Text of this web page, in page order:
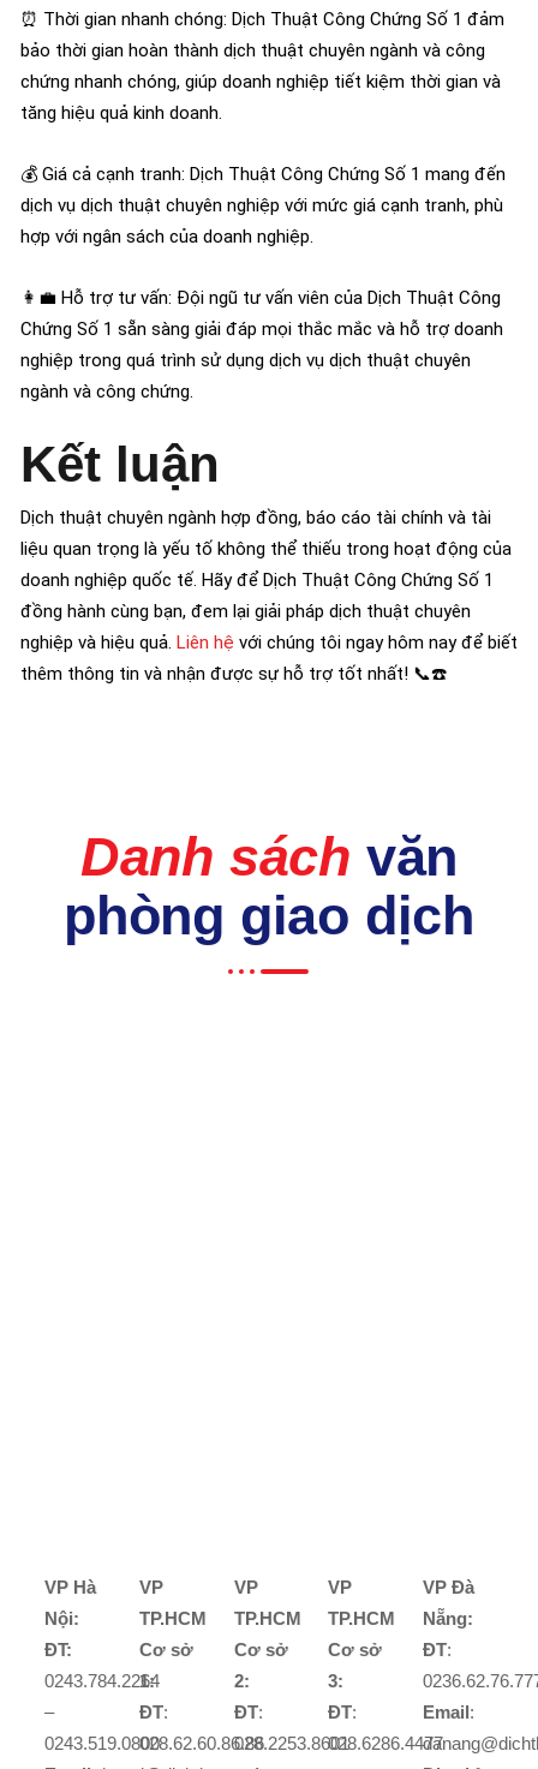
⏰ Thời gian nhanh chóng: Dịch Thuật Công Chứng Số 1 đảm
bảo thời gian hoàn thành dịch thuật chuyên ngành và công
chứng nhanh chóng, giúp doanh nghiệp tiết kiệm thời gian và
tăng hiệu quả kinh doanh.
💰 Giá cả cạnh tranh: Dịch Thuật Công Chứng Số 1 mang đến
dịch vụ dịch thuật chuyên nghiệp với mức giá cạnh tranh, phù
hợp với ngân sách của doanh nghiệp.
👩‍💼 Hỗ trợ tư vấn: Đội ngũ tư vấn viên của Dịch Thuật Công
Chứng Số 1 sẵn sàng giải đáp mọi thắc mắc và hỗ trợ doanh
nghiệp trong quá trình sử dụng dịch vụ dịch thuật chuyên
ngành và công chứng.
Kết luận
Dịch thuật chuyên ngành hợp đồng, báo cáo tài chính và tài
liệu quan trọng là yếu tố không thể thiếu trong hoạt động của
doanh nghiệp quốc tế. Hãy để Dịch Thuật Công Chứng Số 1
đồng hành cùng bạn, đem lại giải pháp dịch thuật chuyên
nghiệp và hiệu quả. Liên hệ với chúng tôi ngay hôm nay để biết
thêm thông tin và nhận được sự hỗ trợ tốt nhất! 📞☎️
Danh sách văn
phòng giao dịch
VP Hà
Nội:
ĐT:
0243.784.2264
–
0243.519.0800
VP
TP.HCM
Cơ sở
1:
ĐT:
028.62.60.86.86
VP
TP.HCM
Cơ sở
2:
ĐT:
028.2253.8601
VP
TP.HCM
Cơ sở
3:
ĐT:
028.6286.4477
VP Đà
Nẵng:
ĐT:
Email: